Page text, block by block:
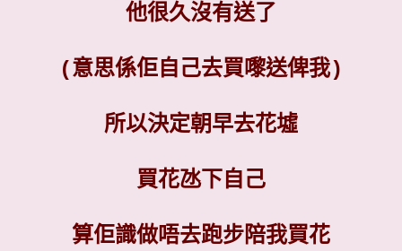
他很久沒有送了
(意思係佢自己去買嚟送俾我)
所以決定朝早去花墟
買花氹下自己
算佢識做唔去跑步陪我買花